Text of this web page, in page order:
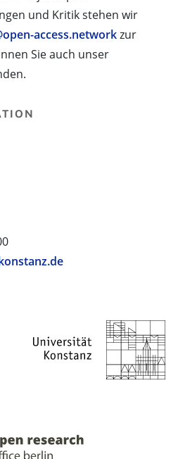
und Kritik stehen wir
access.networkzur
Sie auch unser